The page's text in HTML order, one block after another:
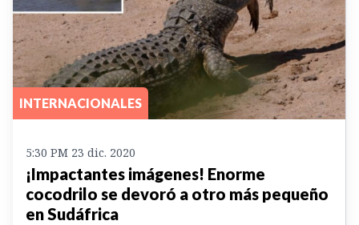
INTERNACIONALES
5:30 PM 23 dic. 2020
¡Impactantes imágenes! Enorme
cocodrilo se devoró a otro más pequeño
en Sudáfrica